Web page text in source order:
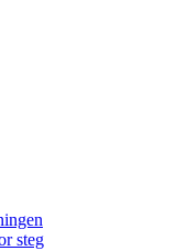
steg